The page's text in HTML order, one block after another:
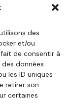
des
et/ou
de consentir à
données
les ID uniques
retirer son
certaines
nous